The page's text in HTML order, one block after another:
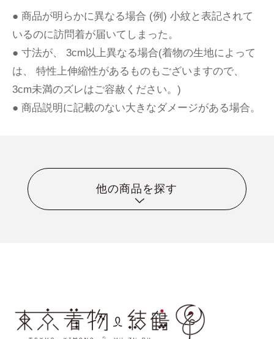
● 商品が明らかに異なる場合 (例) 小紋と表記されて
いるのに訪問着が届いてしまった。
● 寸法が、 3cm以上異なる場合(着物の生地によって
は、 特性上伸縮性があるものもございますので、
3cm未満のズレはご容赦ください。)
● 商品説明に記載のない大きなダメージがある場合。
他の商品を探す